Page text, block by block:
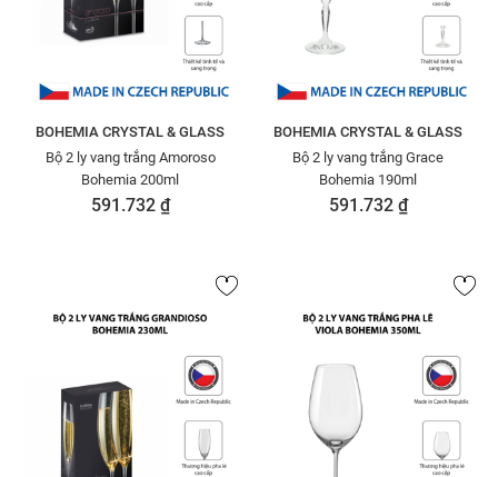
BOHEMIA CRYSTAL & GLASS
Bộ 2 ly vang trắng Amoroso
Bohemia 200ml
591.732 ₫
BOHEMIA CRYSTAL & GLASS
Bộ 2 ly vang trắng Grace
Bohemia 190ml
591.732 ₫